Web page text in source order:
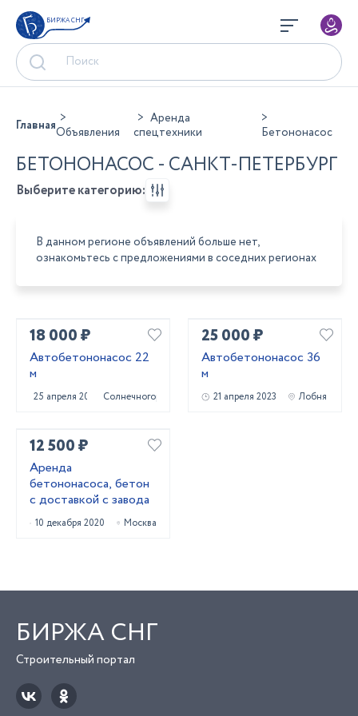
БИРЖА СНГ
ГлавнаяОбъявления
Аренда
спецтехники
Бетононасос
БЕТОНОНАСОС - САНКТ-ПЕТЕРБУРГ
Выберите категорию:
В данном регионе объявлений больше нет,
ознакомьтесь с предложениями в соседних регионах
18 000 ₽
Автобетононасос 22
м
25 апреля 2023 Солнечногорск
25 000 ₽
Автобетононасос 36
м
21 апреля 2023 Лобня
12 500 ₽
Аренда
бетононасоса, бетон
с доставкой с завода
10 декабря 2020 Москва
БИРЖА СНГ
Строительный портал